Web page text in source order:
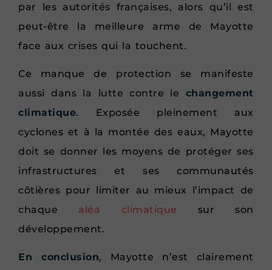
par les autorités françaises, alors qu’il est
peut-être la meilleure arme de Mayotte
face aux crises qui la touchent.
Ce manque de protection se manifeste
aussi dans la lutte contre le changement
climatique. Exposée pleinement aux
cyclones et à la montée des eaux, Mayotte
doit se donner les moyens de protéger ses
infrastructures et ses communautés
côtières pour limiter au mieux l’impact de
chaque aléa climatique sur son
développement.
En conclusion, Mayotte n’est clairement